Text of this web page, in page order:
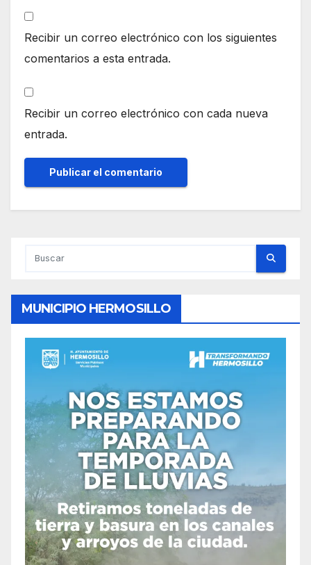
Recibir un correo electrónico con los siguientes
comentarios a esta entrada.
Recibir un correo electrónico con cada nueva
entrada.
MUNICIPIO HERMOSILLO